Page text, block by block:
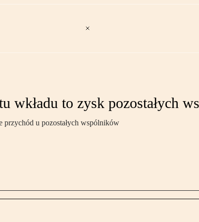
wkładu to zysk pozostałych
przychód u pozostałych wspólników